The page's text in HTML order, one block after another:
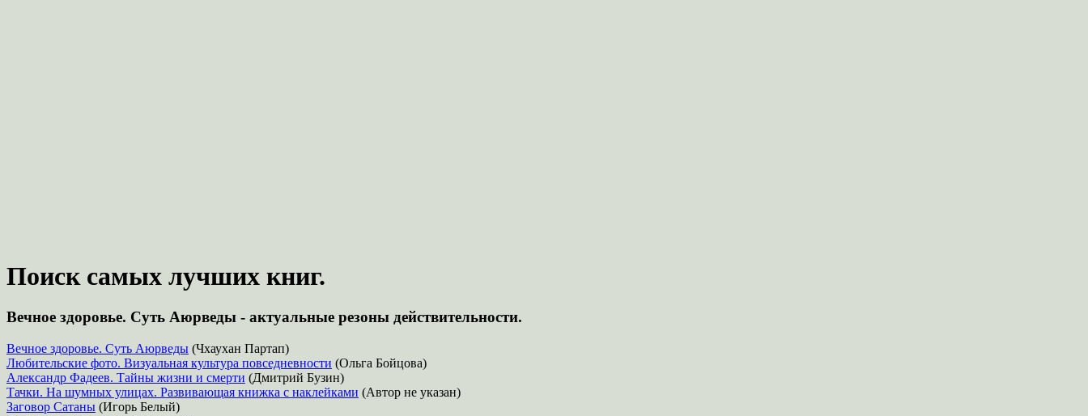
Поиск самых лучших книг.
Вечное здоровье. Суть Аюрведы - актуальные резоны действительности.
Вечное здоровье. Суть Аюрведы (Чхаухан Партап)
Любительские фото. Визуальная культура повседневности (Ольга Бойцова)
Александр Фадеев. Тайны жизни и смерти (Дмитрий Бузин)
Тачки. На шумных улицах. Развивающая книжка с наклейками (Автор не указан)
Заговор Сатаны (Игорь Белый)